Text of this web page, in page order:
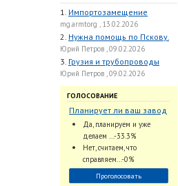
1. Импортозамещение
mg.armtorg , 13.02.2026
2. Нужна помощь по Пскову.
Юрий Петров , 09.02.2026
3. Грузия и трубопроводы
Юрий Петров , 09.02.2026
ГОЛОСОВАНИЕ
Планирует ли ваш завод
использовать
промышленный
интеллект и цифровые
заказы для ускорения
обработки заказов и
оперативной отгрузки
Да, планируем и уже
делаем ...-33.3%
Нет, считаем, что
справляем...-0%
Проголосовать